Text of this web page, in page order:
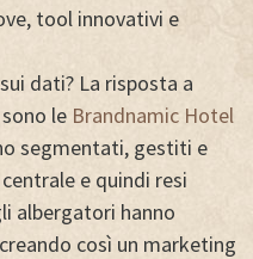
tool innovativi e
dati? La risposta a
le Brandnamic Hotel
segmentati, gestiti e
e quindi resi
albergatori hanno
così un marketing